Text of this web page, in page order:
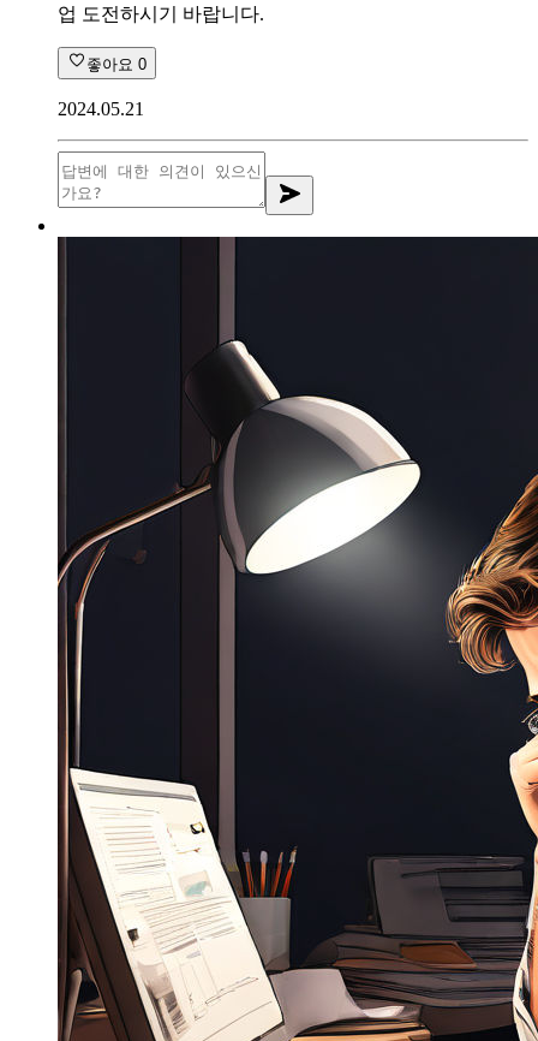
업 도전하시기 바랍니다.
좋아요 0
2024.05.21